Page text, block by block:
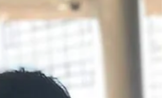
フォトグラファーのMieです！ うらかわ旅の写真をご紹
していきたいと思います！ 北海道は本土に比べて桜の開
が遅いこともあり 浦河町では桜が見頃を迎えていました